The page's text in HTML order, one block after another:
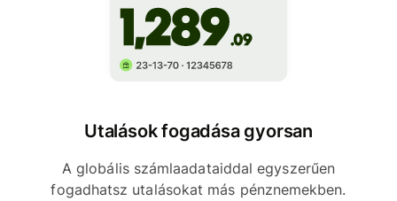
Utalások fogadása gyorsan
A globális számlaadataiddal egyszerűen
fogadhatsz utalásokat más pénznemekben.